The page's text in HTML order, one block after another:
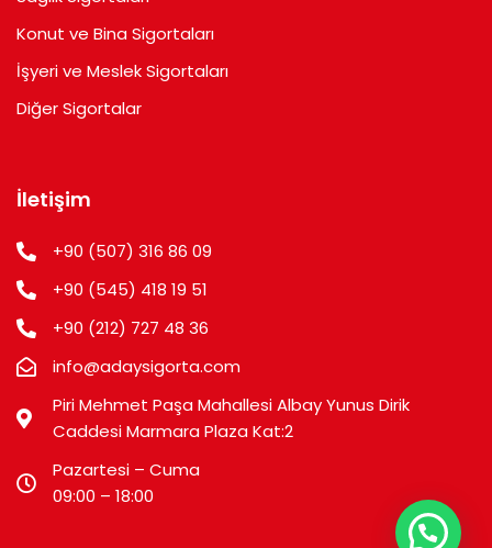
Konut ve Bina Sigortaları
İşyeri ve Meslek Sigortaları
Diğer Sigortalar
İletişim
+90 (507) 316 86 09
+90 (545) 418 19 51
+90 (212) 727 48 36
info@adaysigorta.com
Piri Mehmet Paşa Mahallesi Albay Yunus Dirik
Caddesi Marmara Plaza Kat:2
Pazartesi – Cuma
09:00 – 18:00